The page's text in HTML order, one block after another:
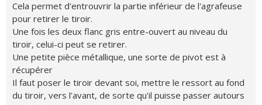
Cela permet d'entrouvrir la partie inférieur de l'agrafeuse
pour retirer le tiroir.
Une fois les deux flanc gris entre-ouvert au niveau du
tiroir, celui-ci peut se retirer.
Une petite pièce métallique, une sorte de pivot est à
récupérer
Il faut poser le tiroir devant soi, mettre le ressort au fond
du tiroir, vers l'avant, de sorte qu'il puisse passer autours